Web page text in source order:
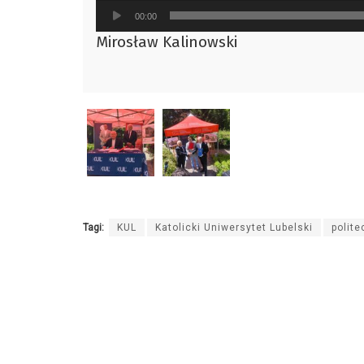
Odtwarzacz
plików
dźwiękowych
00:00
Mirosław Kalinowski
Tagi: KUL Katolicki Uniwersytet Lubelski